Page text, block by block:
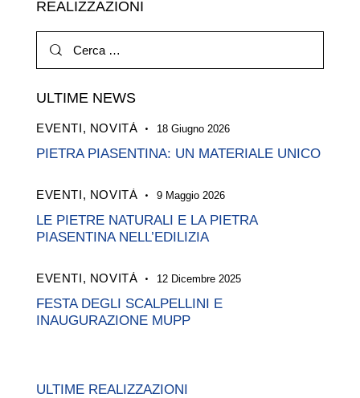
REALIZZAZIONI
per:
ULTIME NEWS
EVENTI, NOVITÀ 18 Giugno 2026
PIETRA PIASENTINA: UN MATERIALE UNICO
EVENTI, NOVITÀ 9 Maggio 2026
LE PIETRE NATURALI E LA PIETRA
PIASENTINA NELL’EDILIZIA
EVENTI, NOVITÀ 12 Dicembre 2025
FESTA DEGLI SCALPELLINI E
INAUGURAZIONE MUPP
ULTIME REALIZZAZIONI